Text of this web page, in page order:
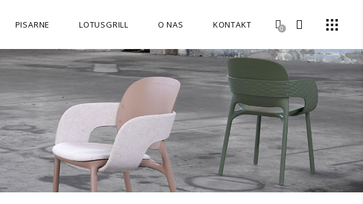
PISARNE LOTUSGRILL O NAS KONTAKT 0